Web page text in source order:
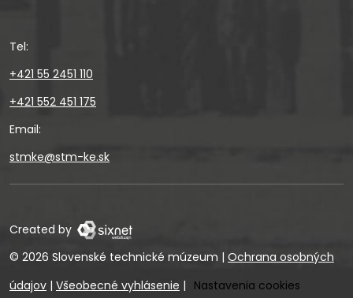
Tel:
+421 55 2451 110
+421 552 451 175
Email:
stmke@stm-ke.sk
Created by
© 2026 Slovenské technické múzeum | Ochrana osobných
údajov | Všeobecné vyhlásenie | Nastavenia cookies